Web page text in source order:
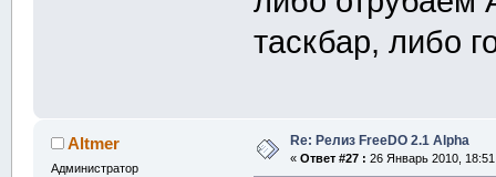
таскбар, либо
Altmer
Администратор
Re: Релиз FreeDO 2.1 Alpha
« Ответ #27 : 26 Январь 2010,